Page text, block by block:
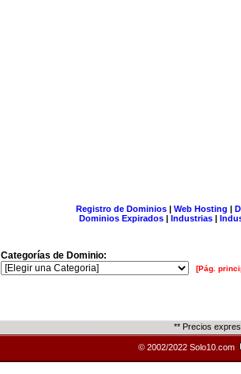
Registro de Dominios| Web Hosting |
Dominios Expirados | Industrias |
Categorías de Dominio:
[Pág.
** Precios
© 2002/2022 Solo10.com